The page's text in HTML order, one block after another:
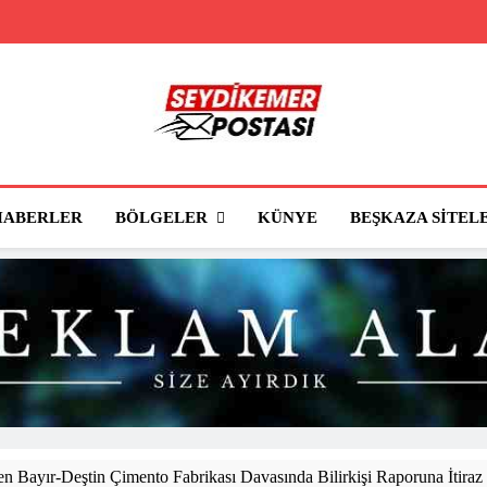
Seydikemer
BÖLGELER KÜNYE BEŞKAZA
Bayır-Deştin Çimento Fabrikası Davasında Bilirkişi Raporuna İtiraz